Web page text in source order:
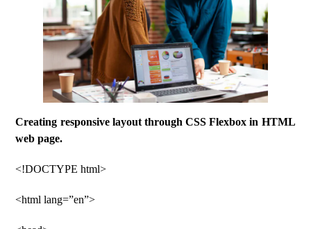
Creating responsive layout through CSS Flexbox in HTML
web page.
<!DOCTYPE html>
<html lang=”en”>